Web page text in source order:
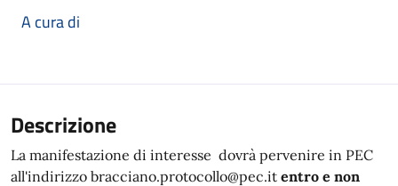
A cura di
Descrizione
La manifestazione di interesse dovrà pervenire in PEC
all'indirizzo bracciano.protocollo@pec.it entro e non